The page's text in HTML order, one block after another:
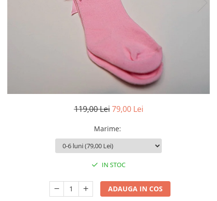
119,00 Lei 79,00 Lei
Marime:
IN STOC
ADAUGA IN COS